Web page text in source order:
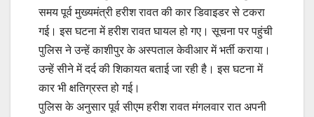
समय पूर्व मुख्यमंत्री हरीश रावत की कार डिवाइडर से टकरा
गई। इस घटना में हरीश रावत घायल हो गए। सूचना पर पहुंची
पुलिस ने उन्हें काशीपुर के अस्पताल केवीआर में भर्ती कराया।
उन्हें सीने में दर्द की शिकायत बताई जा रही है। इस घटना में
कार भी क्षतिग्रस्त हो गई।
पुलिस के अनुसार पूर्व सीएम हरीश रावत मंगलवार रात अपनी